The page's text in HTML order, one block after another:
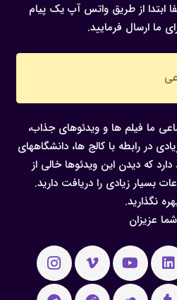
ابتدا از طریق واتس آپ یک پیام
ما ارسال فرمایید.
ما فیلم ها و ویدئوهای جذاب،
در رابطه با کالج ها، دانشگاههای
که دیدن این ویدئوها خالی از
بسیار زیادی را دریافت دارید.
نگذارید.
عزیزان